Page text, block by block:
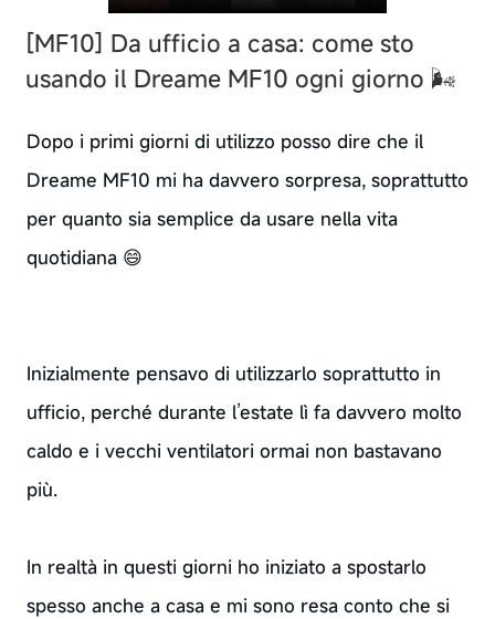
[MF10] Da ufficio a casa: come sto
usando il Dreame MF10 ogni giorno 🌬️
Dopo i primi giorni di utilizzo posso dire che il
Dreame MF10 mi ha davvero sorpresa, soprattutto
per quanto sia semplice da usare nella vita
quotidiana 😄
Inizialmente pensavo di utilizzarlo soprattutto in
ufficio, perché durante l’estate lì fa davvero molto
caldo e i vecchi ventilatori ormai non bastavano
più.
In realtà in questi giorni ho iniziato a spostarlo
spesso anche a casa e mi sono resa conto che si